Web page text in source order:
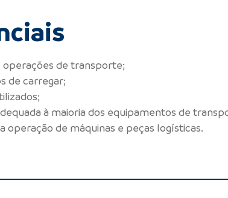
operações de transporte;
de carregar;
à maioria dos equipamentos de
operação de máquinas e peças logísticas.